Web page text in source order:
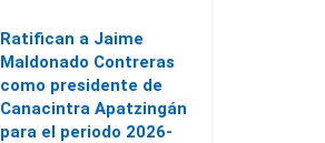
Ratifican a Jaime
Maldonado Contreras
como presidente de
Canacintra Apatzingán
para el periodo 2026-